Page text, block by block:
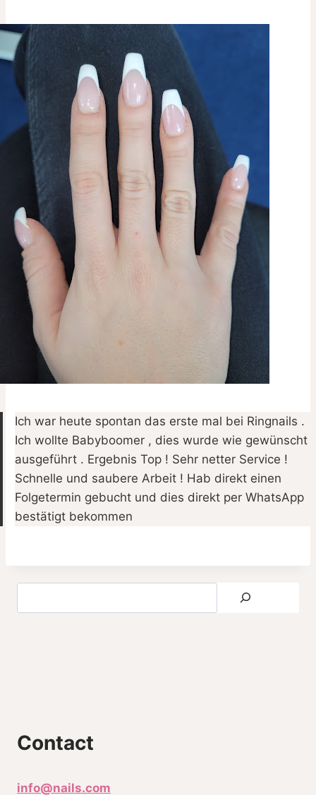
Ich war heute spontan das erste mal bei Ringnails .
Ich wollte Babyboomer , dies wurde wie gewünscht
ausgeführt . Ergebnis Top ! Sehr netter Service !
Schnelle und saubere Arbeit ! Hab direkt einen
Folgetermin gebucht und dies direkt per WhatsApp
bestätigt bekommen
Contact
info@nails.com